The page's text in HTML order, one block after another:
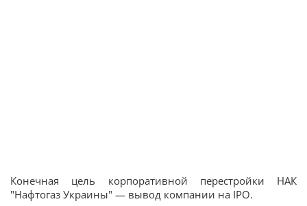
Конечная цель корпоративной перестройки НАК
"Нафтогаз Украины" — вывод компании на IPO.